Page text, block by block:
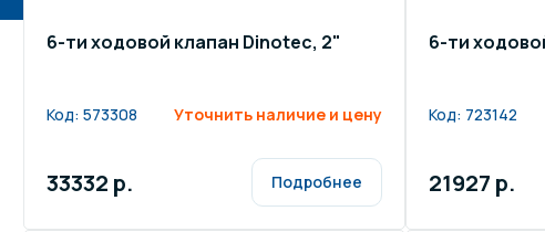
6-ти ходовой клапан Dinotec, 2"
Код: 573308 Уточнить наличие и цену
33332 р. Подробнее
6-ти
Код: 723142
21927 р.